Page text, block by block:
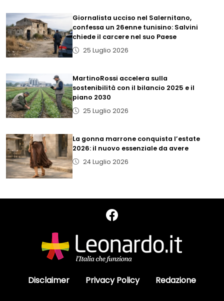
Giornalista ucciso nel Salernitano,
confessa un 26enne tunisino: Salvini
chiede il carcere nel suo Paese
25 Luglio 2026
MartinoRossi accelera sulla
sostenibilità con il bilancio 2025 e il
piano 2030
25 Luglio 2026
La gonna marrone conquista l’estate
2026: il nuovo essenziale da avere
24 Luglio 2026
Disclaimer Privacy Policy Redazione